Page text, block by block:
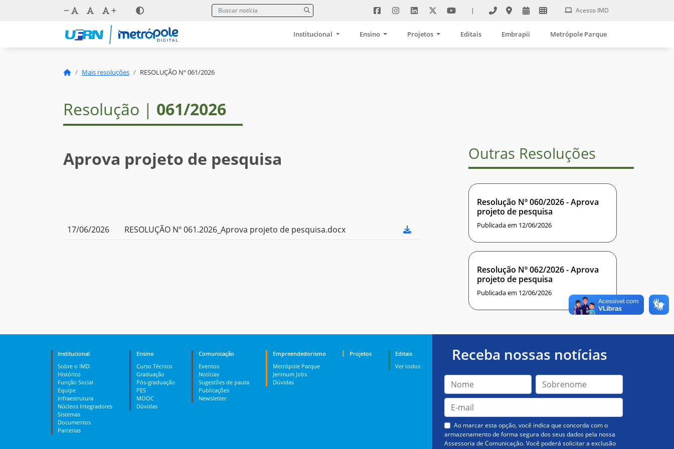
| Acesso IMD
Institucional Ensino Projetos Editais Embrapii Metrópole Parque
Mais resoluções RESOLUÇÃO Nº 061/2026
Resolução | 061/2026
Aprova projeto de pesquisa
17/06/2026 RESOLUÇÃO Nº 061.2026_Aprova projeto de pesquisa.docx
Outras Resoluções
Resolução Nº 060/2026 - Aprova
projeto de pesquisa
Publicada em 12/06/2026
Resolução Nº 062/2026 - Aprova
projeto de pesquisa
Publicada em 12/06/2026
Institucional
Sobre o IMD
Histórico
Função Social
Equipe
Infraestrutura
Núcleos Integradores
Sistemas
Documentos
Parcerias
Ensino
Curso Técnico
Graduação
Pós-graduação
PES
MOOC
Dúvidas
Comunicação
Eventos
Notícias
Sugestões de pauta
Publicações
Newsletter
Empreendedorismo
Metrópole Parque
Jerimum Jobs
Dúvidas
Projetos
Editais
Ver todos
Receba nossas notícias
Ao marcar esta opção, você indica que concorda com o
armazenamento de forma segura dos seus dados pela nossa
Assessoria de Comunicação. Você poderá solicitar a exclusão